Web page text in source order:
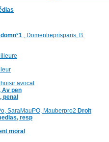
, Domentreprisparis, B.
avocat
Av pen
penal
SaraMauPO, Mauberpro2 Droit
resp
moral